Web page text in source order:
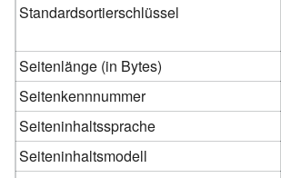
Standardsortierschlüssel
Seitenlänge (in Bytes)
Seitenkennnummer
Seiteninhaltssprache
Seiteninhaltsmodell